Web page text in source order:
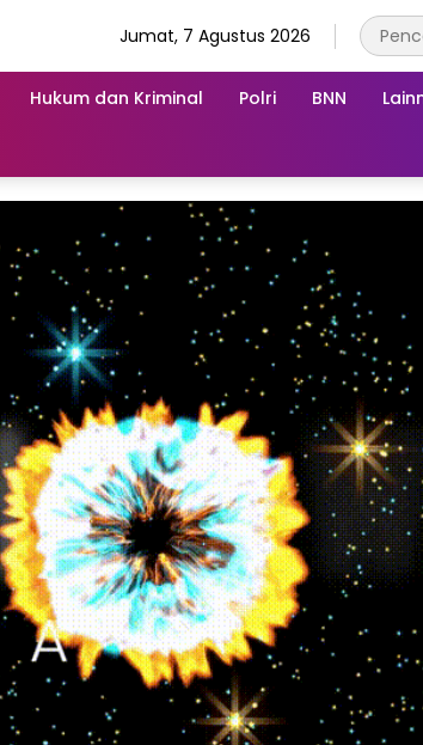
Jumat, 7 Agustus 2026
Hukum dan Kriminal Polri BNN